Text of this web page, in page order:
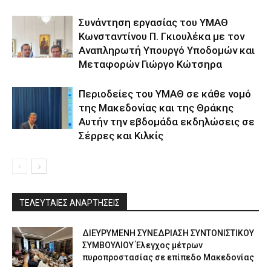
Συνάντηση εργασίας του ΥΜΑΘ
Κωνσταντίνου Π. Γκιουλέκα με τον
Αναπληρωτή Υπουργό Υποδομών και
Μεταφορών Γιώργο Κώτσηρα
Περιοδείες του ΥΜΑΘ σε κάθε νομό
της Μακεδονίας και της Θράκης
Αυτήν την εβδομάδα εκδηλώσεις σε
Σέρρες και Κιλκίς
ΤΕΛΕΥΤΑΙΕΣ ΑΝΑΡΤΗΣΕΙΣ
ΔΙΕΥΡΥΜΕΝΗ ΣΥΝΕΔΡΙΑΣΗ ΣΥΝΤΟΝΙΣΤΙΚΟΥ
ΣΥΜΒΟΥΛΙΟΥ Έλεγχος μέτρων
πυροπροστασίας σε επίπεδο Μακεδονίας